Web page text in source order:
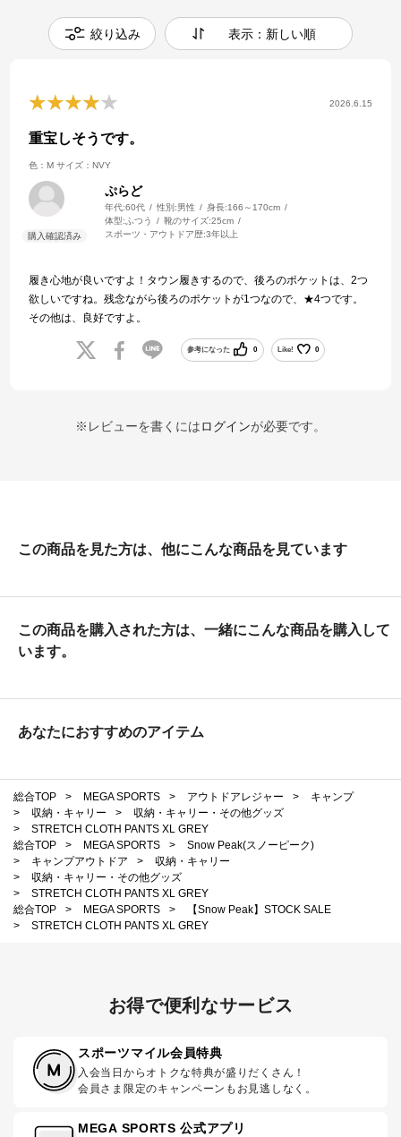
絞り込み 表示：新しい順
2026.6.15
重宝しそうです。
色：M サイズ：NVY
ぷらど
年代:60代 性別:男性 身長:166～170cm
体型: ふつう 靴のサイズ:25cm
スポーツ・アウトドア歴:3年以上
履き心地が良いですよ！タウン履きするので、後ろのポケットは、2つ
欲しいですね。残念ながら後ろのポケットが1つなので、★4つです。
その他は、良好ですよ。
参考になった 0 Like! 0
※レビューを書くにはログインが必要です。
この商品を見た方は、他にこんな商品を見ています
この商品を購入された方は、一緒にこんな商品を購入して
います。
あなたにおすすめのアイテム
総合TOP > MEGA SPORTS > アウトドアレジャー >
キャンプ
>
収納・キャリー >
収納・キャリー・その他グッズ
>
STRETCH CLOTH PANTS XL GREY
総合TOP
> MEGA SPORTS >
Snow Peak(スノーピーク)
>
キャンプアウトドア >
収納・キャリー
>
収納・キャリー・その他グッズ
>
STRETCH CLOTH PANTS XL GREY
総合TOP
> MEGA SPORTS >
【Snow Peak】STOCK SALE
>
STRETCH CLOTH PANTS XL GREY
お得で便利なサービス
スポーツマイル会員特典
入会当日からオトクな特典が盛りだくさん！
会員さま限定のキャンペーンもお見逃しなく。
MEGA SPORTS 公式アプリ